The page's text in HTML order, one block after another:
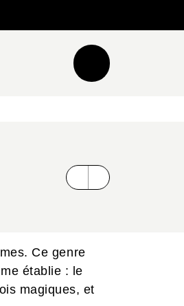
Ce genre
établie : le
magiques, et